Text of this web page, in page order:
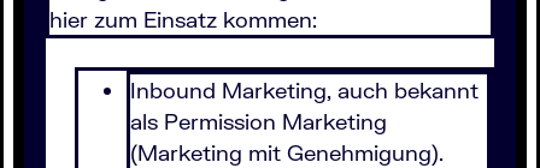
hier zum Einsatz kommen:
Inbound Marketing, auch bekannt
als Permission Marketing
(Marketing mit Genehmigung).